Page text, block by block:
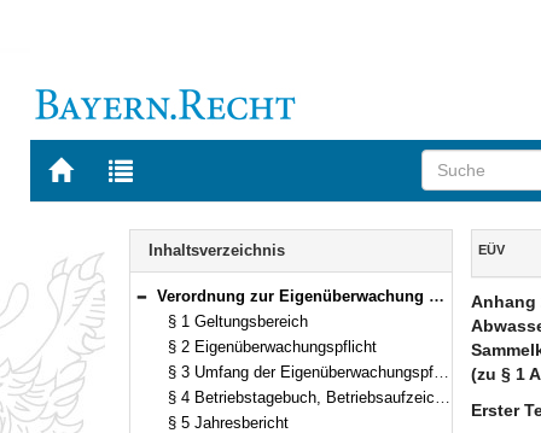
Zur
BAYERN.RECHT
Zur
letzten
Navigation
Inhaltsverzeichnis
Bereich reduzieren
Verordnung zur Eigenüberwachung von Wasserversorgungs- und Abwasseranlagen (Eigenüberwachungsverordnung – EÜV) Vom 20. September 1995 (GVBl. S. 769) BayRS 753-1-12-U (§§ 1–9)
§ 1 Geltungsbereich
§ 2 Eigenüberwachungspflicht
§ 3 Umfang der Eigenüberwachungspflicht
§ 4 Betriebstagebuch, Betriebsaufzeichnungen
§ 5 Jahresbericht
Inhalt
EÜV
Anhang
(zu § 1
Erster